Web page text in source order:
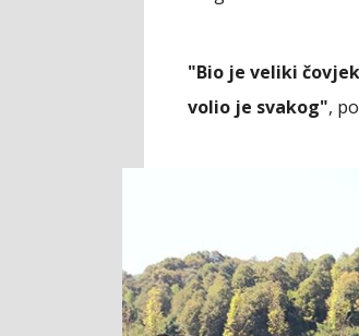
"Bio je veliki
volio je svakog",